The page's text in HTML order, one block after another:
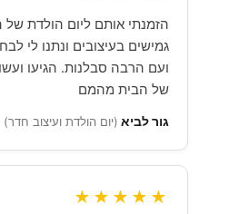
הזמנתי אותם ליום הולדת
גמישים בעיצובים ונתנו לי
ועם הרבה סבלנות. הגיעו
של הבית מהמם
גור לביא (יום הולדת ועיצוב חדר)
★★★★★